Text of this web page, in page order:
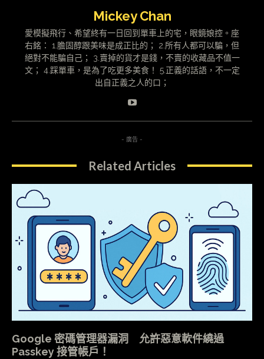
Mickey Chan
愛模擬飛行、希望終有一日回到單車上的宅，眼鏡娘控。座
右銘： 1.膽固醇跟美味是成正比的； 2.所有人都可以騙，但
絕對不能騙自己； 3.賣掉的貨才是錢，不賣的收藏品不值一
文； 4.踩單車，是為了吃更多美食！ 5.正義的話語，不一定
出自正義之人的口；
- 廣告 -
Related Articles
Google 密碼管理器漏洞 允許惡意軟件繞過
Passkey 接管帳戶！